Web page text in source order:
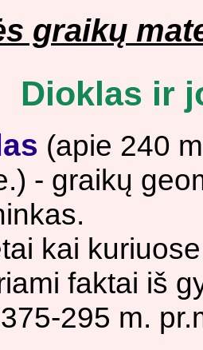
graikų
Dioklas ir
(apie 240
- graikų
kai
faktai iš
295 m.